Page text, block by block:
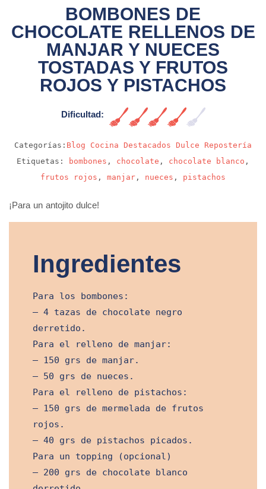
BOMBONES DE
CHOCOLATE RELLENOS DE
MANJAR Y NUECES
TOSTADAS Y FRUTOS
ROJOS Y PISTACHOS
Dificultad:
Categorías: Blog Cocina Destacados Dulce
Repostería
Etiquetas:
bombones , chocolate , chocolate blanco ,
frutos rojos , manjar , nueces , pistachos
¡Para un antojito dulce!
Ingredientes
Para los bombones:
– 4 tazas de chocolate negro
derretido.
Para el relleno de manjar:
– 150 grs de manjar.
– 50 grs de nueces.
Para el relleno de pistachos:
– 150 grs de mermelada de frutos
rojos.
– 40 grs de pistachos picados.
Para un topping (opcional)
– 200 grs de chocolate blanco